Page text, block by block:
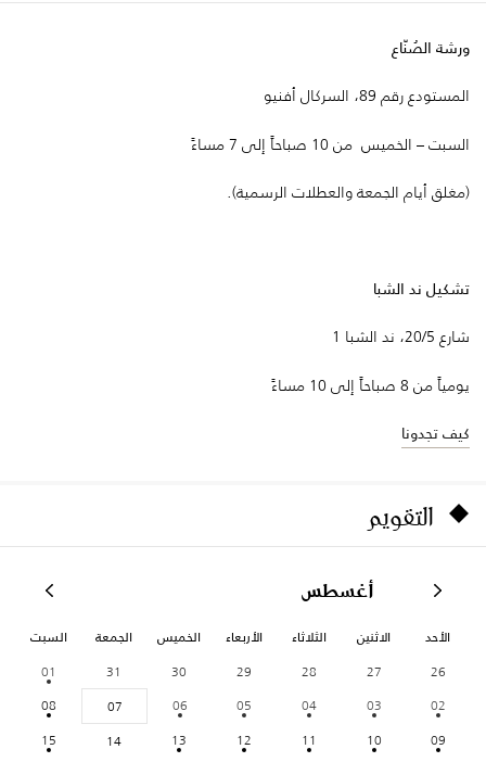
ورشة الصُنّاع
المستودع رقم 89، السركال أفنيو
السبت – الخميس من 10 صباحاً إلى 7 مساءً
(مغلق أيام الجمعة والعطلات الرسمية).
تشكيل ند الشبا
شارع 20/5، ند الشبا 1
يومياً من 8 صباحاً إلى 10 مساءً
كيف تجدونا
التقويم
أغسطس
الأحد الاثنين الثلاثاء الأربعاء الخميس الجمعة السبت
26
27
28
29
30
31
01
02
03
04
05
06
07
08
09
10
11
12
13
14
15